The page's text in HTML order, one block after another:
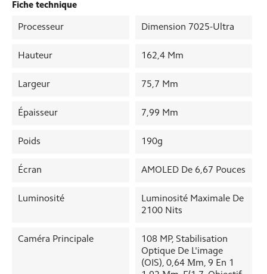
Fiche technique
Processeur Dimension 7025-Ultra
Hauteur 162,4 Mm
Largeur 75,7 Mm
Épaisseur 7,99 Mm
Poids 190g
Écran AMOLED De 6,67 Pouces
Luminosité
Luminosité Maximale De
2100 Nits
Caméra Principale
108 MP, Stabilisation
Optique De L'image
(OIS), 0,64 Μm, 9 En 1